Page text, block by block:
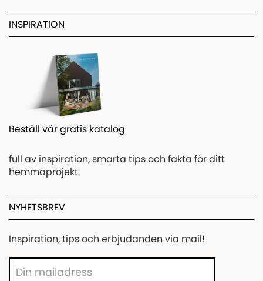
INSPIRATION
Beställ vår gratis katalog
full av inspiration, smarta tips och fakta för ditt
hemmaprojekt.
NYHETSBREV
Inspiration, tips och erbjudanden via mail!